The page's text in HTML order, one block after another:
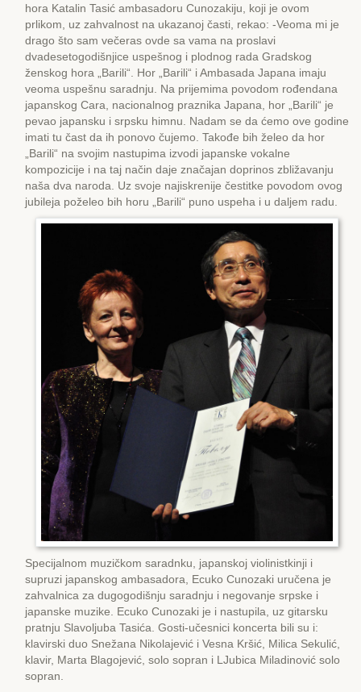
hora Katalin Tasić ambasadoru Cunozakiju, koji je ovom
prlikom, uz zahvalnost na ukazanoj časti, rekao: -Veoma mi je
drago što sam večeras ovde sa vama na proslavi
dvadesetogodišnjice uspešnog i plodnog rada Gradskog
ženskog hora „Barili“. Hor „Barili“ i Ambasada Japana imaju
veoma uspešnu saradnju. Na prijemima povodom rođendana
japanskog Cara, nacionalnog praznika Japana, hor „Barili“ je
pevao japansku i srpsku himnu. Nadam se da ćemo ove godine
imati tu čast da ih ponovo čujemo. Takođe bih želeo da hor
„Barili“ na svojim nastupima izvodi japanske vokalne
kompozicije i na taj način daje značajan doprinos zbližavanju
naša dva naroda. Uz svoje najiskrenije čestitke povodom ovog
jubileja poželeo bih horu „Barili“ puno uspeha i u daljem radu.
Specijalnom muzičkom saradnku, japanskoj violinistkinji i
supruzi japanskog ambasadora, Еcuko Cunozaki uručena je
zahvalnica za dugogodišnju saradnju i negovanje srpske i
japanske muzike. Еcuko Cunozaki je i nastupila, uz gitarsku
pratnju Slavoljuba Tasića. Gosti-učesnici koncerta bili su i:
klavirski duo Snežana Nikolajević i Vesna Kršić, Milica Sekulić,
klavir, Marta Blagojević, solo sopran i LJubica Miladinović solo
sopran.